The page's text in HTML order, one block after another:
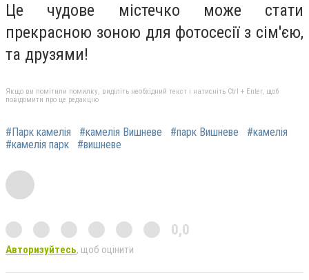
Це чудове містечко може стати
прекрасною зоною для фотосесії з сім'єю,
та друзями!
Якщо ви помітили помилку, виділіть необхідний текст і натисніть Ctrl + Enter, щоб
повідомити про це редакцію
#Парк камелія #камелія Вишневе #парк Вишневе
#камелія
#камелія парк
#вишневе
0,0
Авторизуйтесь, щоб оцінити